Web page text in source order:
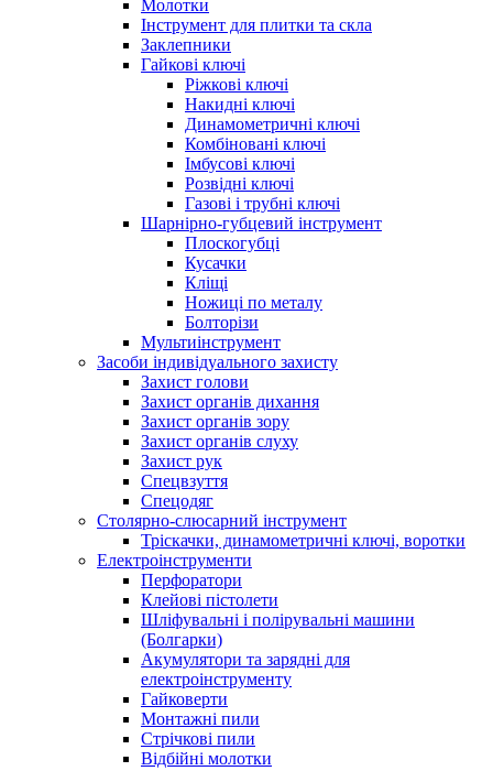
Молотки
Інструмент для плитки та скла
Заклепники
Гайкові ключі
Ріжкові ключі
Накидні ключі
Динамометричні ключі
Комбіновані ключі
Імбусові ключі
Розвідні ключі
Газові і трубні ключі
Шарнірно-губцевий інструмент
Плоскогубцi
Кусачки
Кліщі
Ножиці по металу
Болторізи
Мультиінструмент
Засоби індивідуального захисту
Захист голови
Захист органів дихання
Захист органів зору
Захист органів слуху
Захист рук
Спецвзуття
Спецодяг
Столярно-слюсарний інструмент
Тріскачки, динамометричні ключі, воротки
Електроінструменти
Перфоратори
Клейові пістолети
Шліфувальні і полірувальні машини
(Болгарки)
Акумулятори та зарядні для
електроінструменту
Гайковерти
Монтажні пили
Стрічкові пили
Відбійні молотки